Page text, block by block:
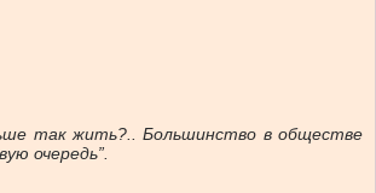
так жить?.. Большинство в обществе
очередь”.